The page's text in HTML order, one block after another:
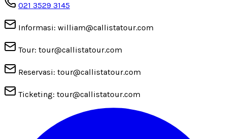
021 3529 3145
Informasi: william@callistatour.com
Tour: tour@callistatour.com
Reservasi: tour@callistatour.com
Ticketing: tour@callistatour.com